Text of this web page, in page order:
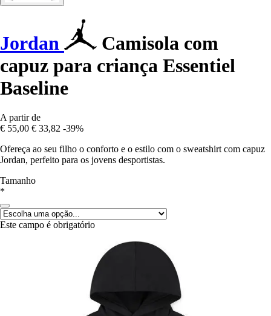
Jordan
Camisola com
capuz para criança Essentiel
Baseline
A partir de
€ 55,00 € 33,82 -39%
Ofereça ao seu filho o conforto e o estilo com o sweatshirt com capuz
Jordan, perfeito para os jovens desportistas.
Tamanho
*
Este campo é obrigatório